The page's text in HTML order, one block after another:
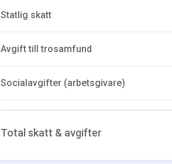
Statlig skatt
Avgift till trosamfund
Socialavgifter (arbetsgivare)
Total skatt & avgifter